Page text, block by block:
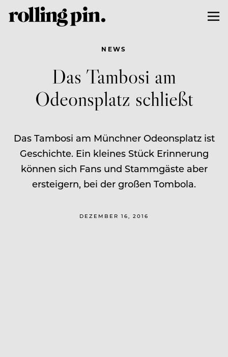
NEWS
Das Tambosi am
Odeonsplatz schließt
Das Tambosi am Münchner Odeonsplatz ist
Geschichte. Ein kleines Stück Erinnerung
können sich Fans und Stammgäste aber
ersteigern, bei der großen Tombola.
DEZEMBER 16, 2016